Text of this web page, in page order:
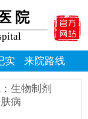
院
实 来院路线
么办_
醋能治
么消炎
生物制剂
病